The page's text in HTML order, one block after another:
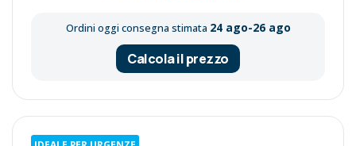
Ordini oggi consegna stimata 24 ago-26 ago
Calcola il prezzo